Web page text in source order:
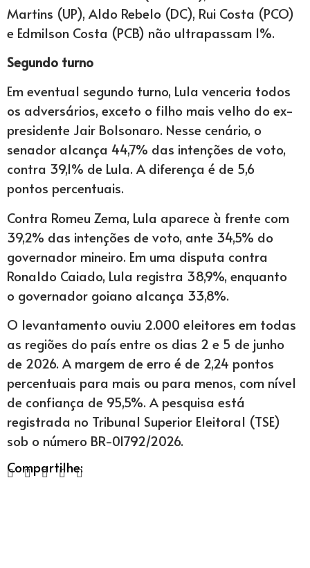
Martins (UP), Aldo Rebelo (DC), Rui Costa (PCO)
e Edmilson Costa (PCB) não ultrapassam 1%.
Segundo turno
Em eventual segundo turno, Lula venceria todos
os adversários, exceto o filho mais velho do ex-
presidente Jair Bolsonaro. Nesse cenário, o
senador alcança 44,7% das intenções de voto,
contra 39,1% de Lula. A diferença é de 5,6
pontos percentuais.
Contra Romeu Zema, Lula aparece à frente com
39,2% das intenções de voto, ante 34,5% do
governador mineiro. Em uma disputa contra
Ronaldo Caiado, Lula registra 38,9%, enquanto
o governador goiano alcança 33,8%.
O levantamento ouviu 2.000 eleitores em todas
as regiões do país entre os dias 2 e 5 de junho
de 2026. A margem de erro é de 2,24 pontos
percentuais para mais ou para menos, com nível
de confiança de 95,5%. A pesquisa está
registrada no Tribunal Superior Eleitoral (TSE)
sob o número BR-01792/2026.
Compartilhe: